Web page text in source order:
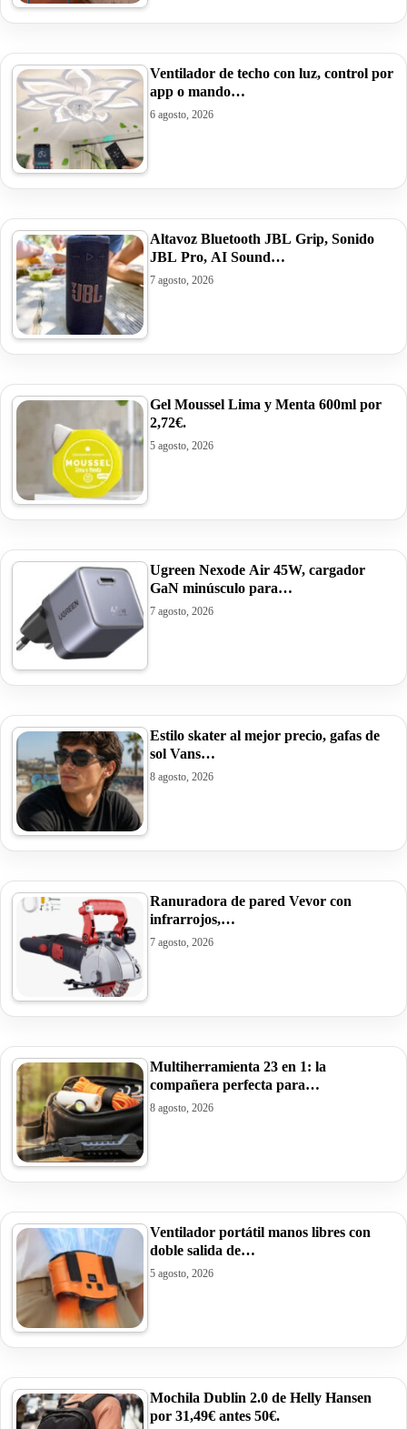
Ventilador de techo con luz, control por
app o mando…
6 agosto, 2026
Altavoz Bluetooth JBL Grip, Sonido
JBL Pro, AI Sound…
7 agosto, 2026
Gel Moussel Lima y Menta 600ml por
2,72€.
5 agosto, 2026
Ugreen Nexode Air 45W, cargador
GaN minúsculo para…
7 agosto, 2026
Estilo skater al mejor precio, gafas de
sol Vans…
8 agosto, 2026
Ranuradora de pared Vevor con
infrarrojos,…
7 agosto, 2026
Multiherramienta 23 en 1: la
compañera perfecta para…
8 agosto, 2026
Ventilador portátil manos libres con
doble salida de…
5 agosto, 2026
Mochila Dublin 2.0 de Helly Hansen
por 31,49€ antes 50€.